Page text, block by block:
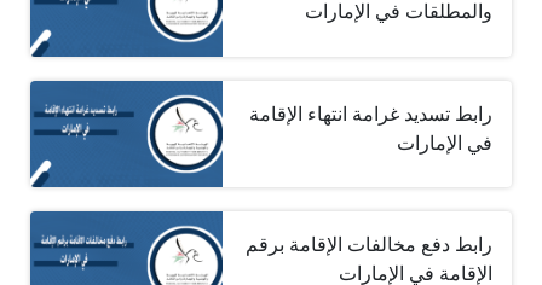
والمطلقات في الإمارات
رابط تسديد غرامة انتهاء الإقامة
في الإمارات
رابط دفع مخالفات الإقامة برقم
الإقامة في الإمارات